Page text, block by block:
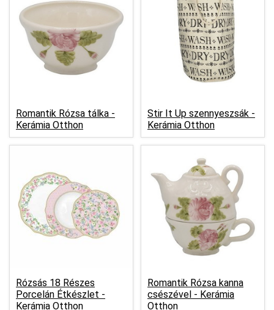
Romantik Rózsa tálka -
Kerámia Otthon
Stir It Up szennyeszsák -
Kerámia Otthon
Rózsás 18 Részes
Porcelán Étkészlet -
Kerámia Otthon
Romantik Rózsa kanna
csészével - Kerámia
Otthon